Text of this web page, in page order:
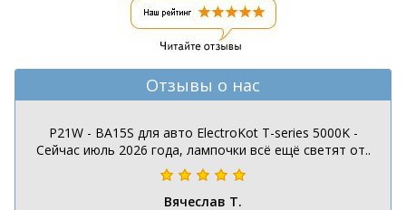
Отзывы о нас
P21W - BA15S для авто ElectroKot T-series 5000K -
Сейчас июль 2026 года, лампочки всё ещё светят от..
Вячеслав Т.